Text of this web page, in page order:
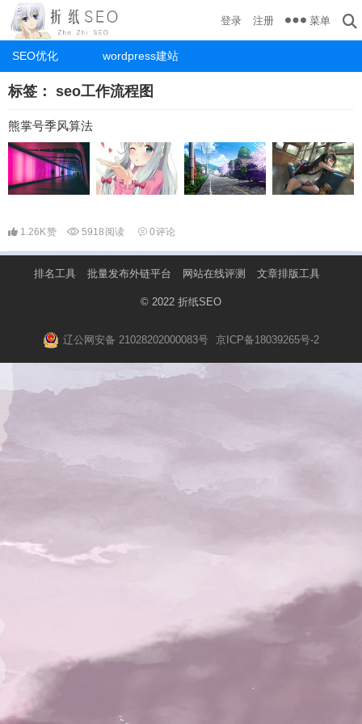
SEO优化 wordpress建站
登录 注册 菜单
标签： seo工作流程图
熊掌号季风算法
1.26K赞 5918 阅读 0评论
排名工具 批量发布外链平台 网站在线评测 文章排版工具
© 2022 折纸SEO
辽公网安备 21028202000083号 京ICP备18039265号-2